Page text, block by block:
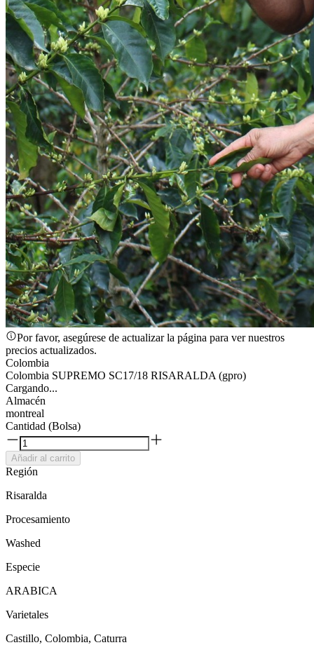
Por favor, asegúrese de actualizar la página para ver nuestros
precios actualizados.
Colombia
Colombia SUPREMO SC17/18 RISARALDA (gpro)
Cargando...
Almacén
montreal
Cantidad (Bolsa)
Añadir al carrito
Región
Risaralda
Procesamiento
Washed
Especie
ARABICA
Varietales
Castillo, Colombia, Caturra